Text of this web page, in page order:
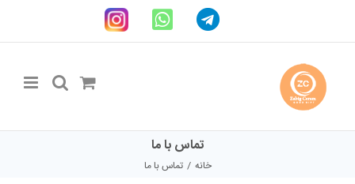
content
Telegram
WhatsApp
اینستاگرام
تماس با ما
خانه تماس با ما